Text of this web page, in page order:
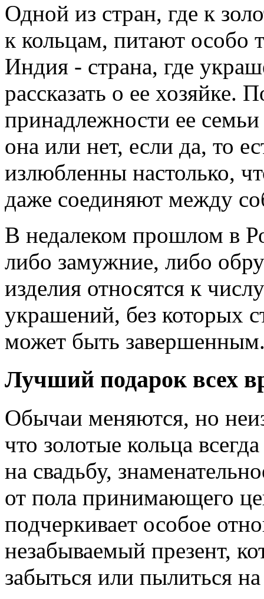
Одной из стран, где к
к кольцам, питают особо
Индия - страна, где
рассказать о ее хозяйке.
принадлежности ее
она или нет, если да, то
излюбленны настолько,
даже соединяют между
В недалеком прошлом в
либо замужние, либо
изделия относятся к
украшений, без которых
может быть
Лучший подарок всех
Обычаи меняются, но
что золотые кольца
на свадьбу,
от пола принимающего
подчеркивает особое
незабываемый презент,
забыться или пылиться